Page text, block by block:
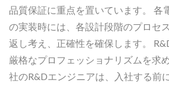
品質保証に重点を置いています。 各
の実装時には、各設計段階のプロセ
返し考え、正確性を確保します。
厳格なプロフェッショナリズムを求
社のR&Dエンジニアは、入社する前